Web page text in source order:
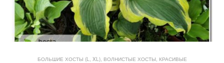
БОЛЬШИЕ ХОСТЫ (L, XL), ВОЛНИСТЫЕ ХОСТЫ КРАСИВЫЕ